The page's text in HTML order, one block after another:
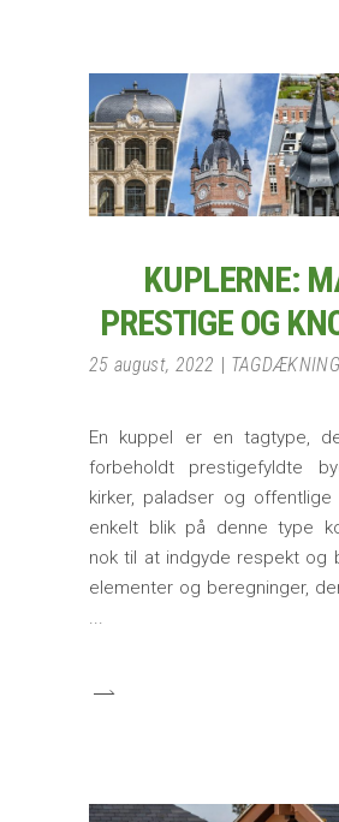
KUPLERNE:
PRESTIGE OG
25 august, 2022 TAGDÆKNING
En kuppel er en tagtype,
forbeholdt prestigefyldte
kirker, paladser og offentlige
enkelt blik på denne type
nok til at indgyde respekt og
elementer og beregninger,